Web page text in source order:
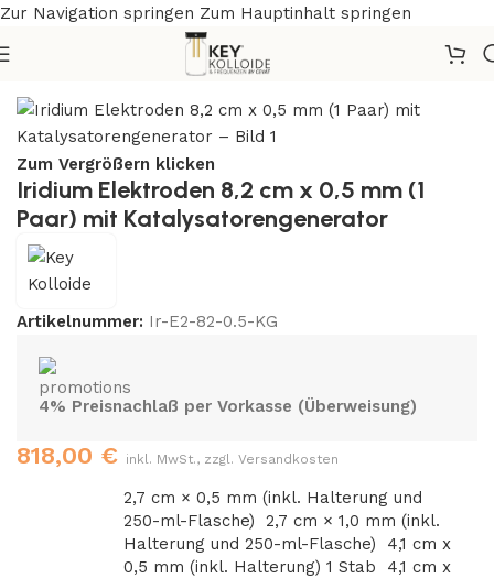
Zur Navigation springen Zum Hauptinhalt springen
Iridium
Zum Vergrößern klicken
Iridium Elektroden 8,2 cm x 0,5 mm (1
Paar) mit Katalysatorengenerator
Artikelnummer: Ir-E2-82-0.5-KG
4% Preisnachlaß per Vorkasse (Überweisung)
818,00 € inkl. MwSt., zzgl. Versandkosten
2,7 cm × 0,5 mm (inkl. Halterung und
250-ml-Flasche)
2,7 cm × 1,0 mm (inkl.
Halterung und 250-ml-Flasche)
4,1 cm x
0,5 mm (inkl. Halterung) 1 Stab
4,1 cm x